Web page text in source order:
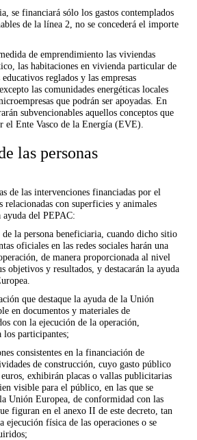
se financiará sólo los gastos contemplados
de la línea 2, no se concederá el importe
de emprendimiento las viviendas
las habitaciones en vivienda particular de
reglados y las empresas
las comunidades energéticas locales
que podrán ser apoyadas. En
subvencionables aquellos conceptos que
el Ente Vasco de la Energía (EVE).
las personas
de las intervenciones financiadas por el
con superficies y animales
ayuda del PEPAC:
la persona beneficiaria, cuando dicho sitio
oficiales en las redes sociales harán una
de manera proporcionada al nivel
objetivos y resultados, y destacarán la ayuda
que destaque la ayuda de la Unión
en documentos y materiales de
con la ejecución de la operación,
los participantes;
consistentes en la financiación de
de construcción, cuyo gasto público
exhibirán placas o vallas publicitarias
visible para el público, en las que se
Unión Europea, de conformidad con las
figuran en el anexo II de este decreto, tan
ejecución física de las operaciones o se